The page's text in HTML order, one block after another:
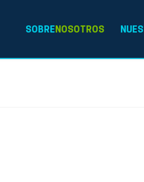
SOBRENOSOTROS